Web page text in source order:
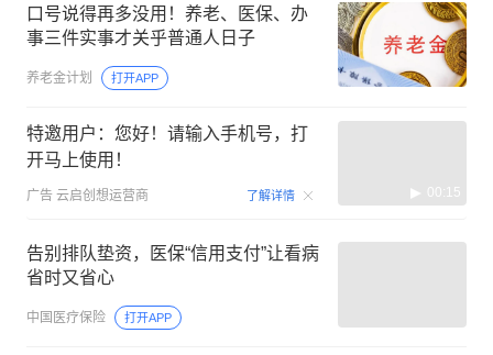
口号说得再多没用！养老、医保、办
事三件实事才关乎普通人日子
养老金计划 打开APP
特邀用户：您好！请输入手机号，打
开马上使用！
广告 云启创想运营商 了解详情 00:15
告别排队垫资，医保“信用支付”让看病
省时又省心
中国医疗保险 打开APP